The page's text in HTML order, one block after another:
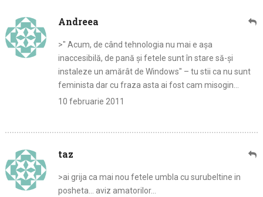
Andreea
>" Acum, de când tehnologia nu mai e așa
inaccesibilă, de pană și fetele sunt în stare să-și
instaleze un amărât de Windows" – tu stii ca nu sunt
feminista dar cu fraza asta ai fost cam misogin…
10 februarie 2011
taz
>ai grija ca mai nou fetele umbla cu surubeltine in
posheta… aviz amatorilor…